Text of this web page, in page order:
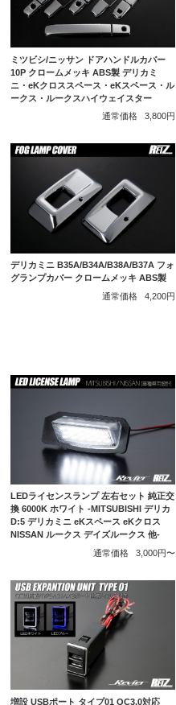
ミツビシ/ニッサン ドアハンドルカバー
10P クロームメッキ ABS製 デリカミ
ニ・eKクロススペース・eKスペース・ル
ークス・ルークスハイウェイスター
通常価格
3,800円
デリカミニ B35A/B34A/B38A/B37A フォ
グランプカバー クロームメッキ ABS製
通常価格
4,200円
LEDライセンスランプ 左右セット 純正交
換 6000K ホワイト -MITSUBISHI デリカ
D:5 デリカミニ eKスペース eKクロス
NISSAN ルークス デイズルークス 他-
通常価格
3,000円〜
増設 USBポート タイプ01 QC3.0対応